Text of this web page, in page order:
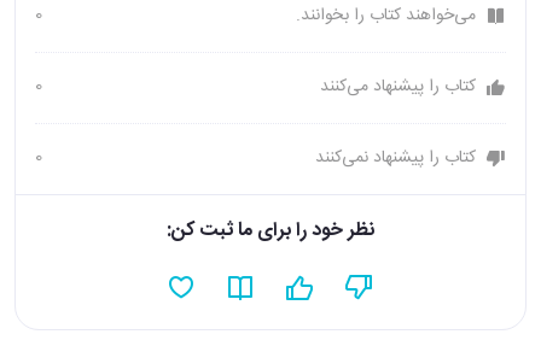
می‌خواهند کتاب را بخوانند. 0
کتاب را پیشنهاد می‌کنند 0
کتاب را پیشنهاد نمی‌کنند 0
نظر خود را برای ما ثبت کن: